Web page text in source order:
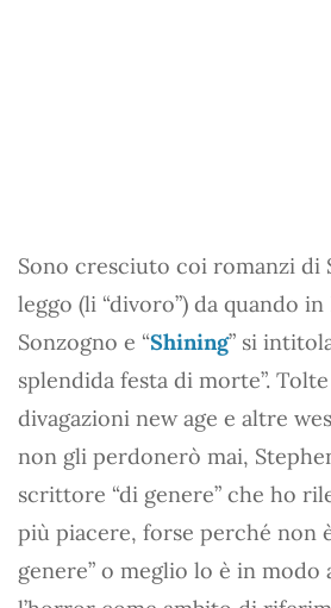
Sono cresciuto coi romanzi di
leggo (li “divoro”) da quando
Sonzogno e “Shining” si
splendida festa di morte”.
divagazioni new age e altre
non gli perdonerò mai,
scrittore “di genere” che ho
più piacere, forse perché non
genere” o meglio lo è in modo